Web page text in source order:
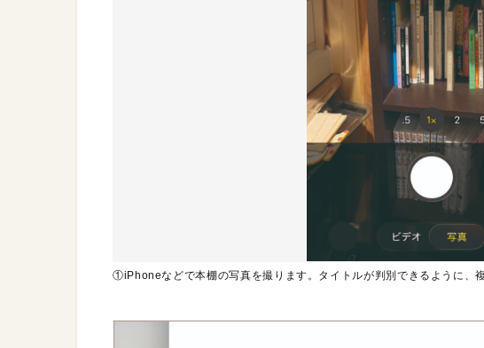
①iPhoneなどで本棚の写真を撮ります。タイトルが判別できるように、